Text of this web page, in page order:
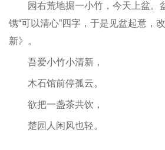
园右荒地掘一小竹，今天上盆。
镌“可以清心”四字，于是见盆起意，
新》。
吾爱小竹小清新，
木石馆前停孤云。
欲把一盏茶共饮，
楚园人闲风也轻。